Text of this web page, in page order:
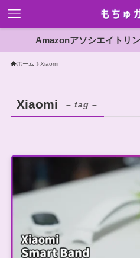
Amazonアソシエイトリ
ホーム Xiaomi
Xiaomi – tag –